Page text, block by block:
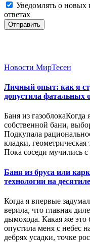
Уведомлять о новых
ответах
Отправить
Новости МирТесен
Личный опыт: как я
допустила фатальных
Баня из газоблокаКогда
собственной бани,
Подкупала
кладки,
Пока соседи мучились
Баня из бруса или
технологии на
Когда я впервые
верила, что главная
дымохода. Какая же это
опустила меня с небес
дебрях усадки, точке